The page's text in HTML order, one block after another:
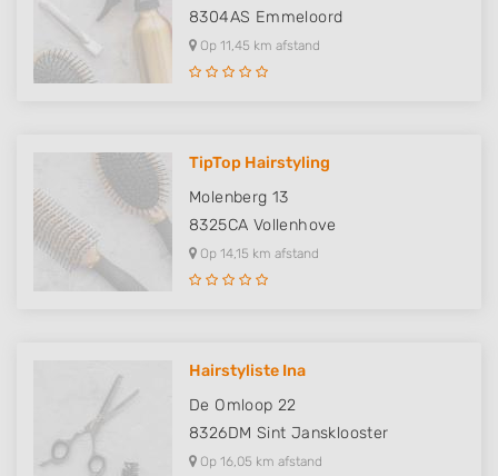
8304AS Emmeloord
Op 11,45 km afstand
TipTop Hairstyling
Molenberg 13
8325CA Vollenhove
Op 14,15 km afstand
Hairstyliste Ina
De Omloop 22
8326DM Sint Jansklooster
Op 16,05 km afstand